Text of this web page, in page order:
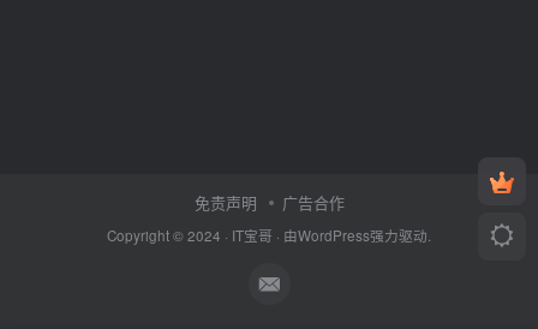
免责声明 广告合作
Copyright © 2024 · IT宝哥 · 由WordPress强力驱动.